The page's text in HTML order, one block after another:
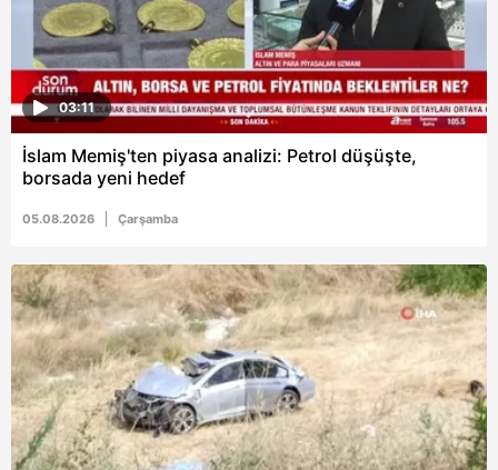
03:11
İslam Memiş'ten piyasa analizi: Petrol düşüşte,
borsada yeni hedef
05.08.2026 Çarşamba